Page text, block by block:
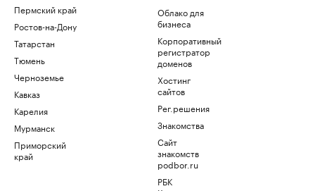
Пермский край
Ростов-на-Дону
Татарстан
Тюмень
Черноземье
Кавказ
Карелия
Мурманск
Приморский
край
Облако для
бизнеса
Корпоративный
регистратор
доменов
Хостинг
сайтов
Рег.решения
Знакомства
Сайт
знакомств
podbor.ru
РБК